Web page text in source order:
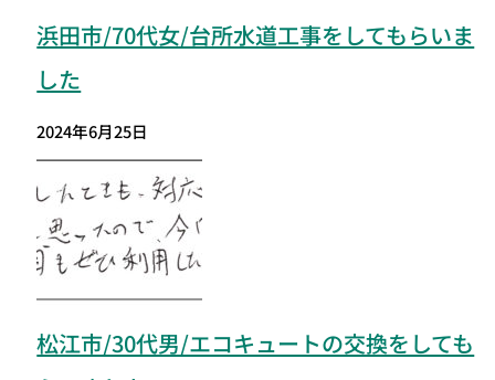
浜田市/70代女/台所水道工事をしてもらいま
した
2024年6月25日
松江市/30代男/エコキュートの交換をしても